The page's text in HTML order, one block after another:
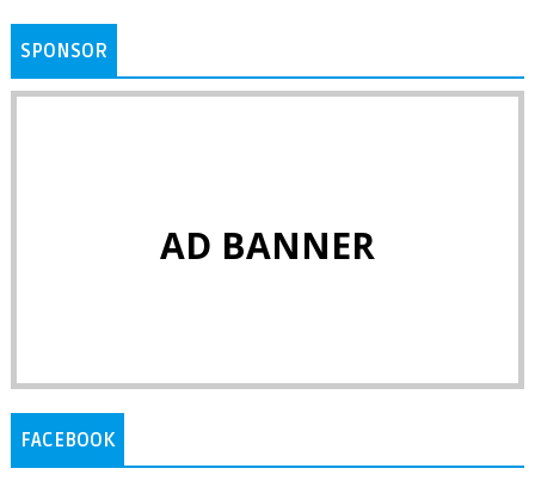
SPONSOR
AD BANNER
FACEBOOK